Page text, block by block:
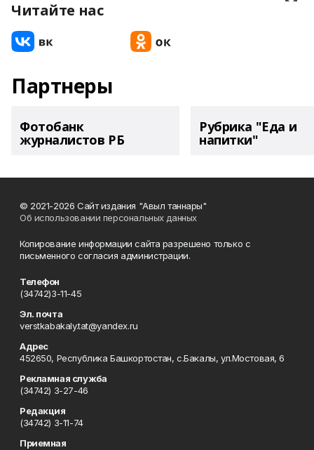
Читайте нас
Партнеры
Фотобанк
журналистов РБ
Рубрика "Еда и
напитки"
© 2021-2026 Сайт издания "Авыл таннары"
Об использовании персональных данных
Копирование информации сайта разрешено только с
письменного согласия администрации.
Телефон
(34742)3-11-45
Эл. почта
verstkabakaly.tat@yandex.ru
Адрес
452650, Республика Башкортостан, с.Бакалы, ул.Мостовая, 6
Рекламная служба
(34742) 3-27-46
Редакция
(34742) 3-11-74
Приемная